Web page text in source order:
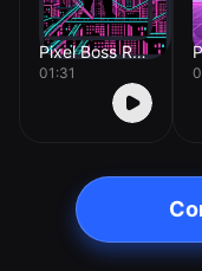
Pixel Boss Rush
01:31